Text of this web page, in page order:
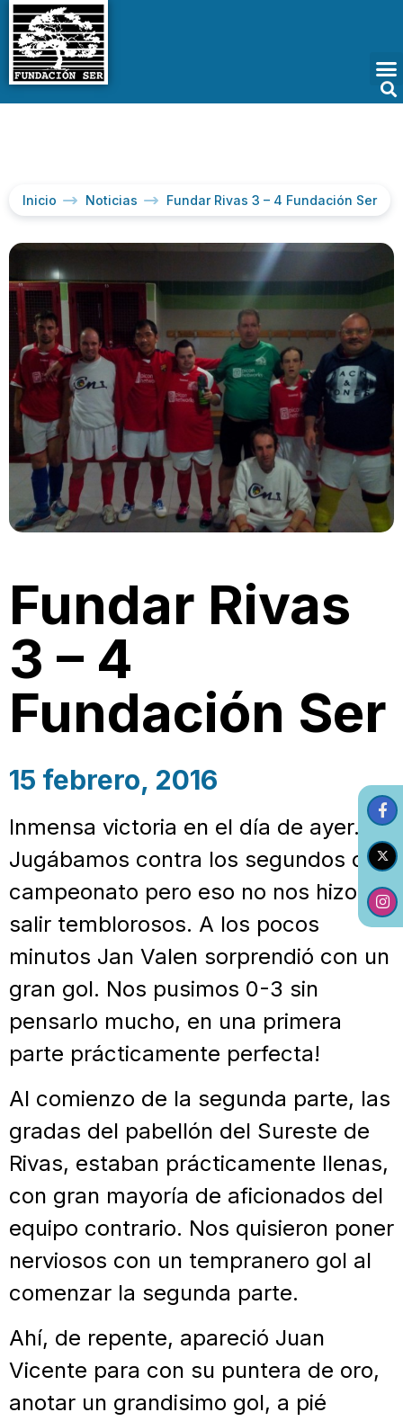
Inicio Noticias Fundar Rivas 3 – 4 Fundación Ser
Fundar Rivas
3 – 4
Fundación Ser
15 febrero, 2016
Inmensa victoria en el día de ayer.
Jugábamos contra los segundos del
campeonato pero eso no nos hizo
salir temblorosos. A los pocos
minutos Jan Valen sorprendió con un
gran gol. Nos pusimos 0-3 sin
pensarlo mucho, en una primera
parte prácticamente perfecta!
Al comienzo de la segunda parte, las
gradas del pabellón del Sureste de
Rivas, estaban prácticamente llenas,
con gran mayoría de aficionados del
equipo contrario. Nos quisieron poner
nerviosos con un tempranero gol al
comenzar la segunda parte.
Ahí, de repente, apareció Juan
Vicente para con su puntera de oro,
anotar un grandisimo gol, a pié